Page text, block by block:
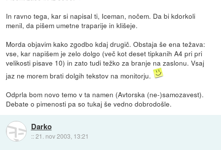
In ravno tega, kar si napisal ti, Iceman, nočem. Da bi kdorkoli
menil, da pišem umetne traparije in klišeje.
Morda objavim kako zgodbo kdaj drugič. Obstaja še ena težava:
vse, kar napišem je zelo dolgo (več kot deset tipkanih A4 pri pri
velikosti pisave 10) in zato tudi težko za branje na zaslonu. Vsaj
jaz ne morem brati dolgih tekstov na monitorju.
Odprla bom novo temo v ta namen (Avtorska (ne-)samozavest).
Debate o pimenosti pa so tukaj še vedno dobrodošle.
Darko
::21. nov 2003, 13:21